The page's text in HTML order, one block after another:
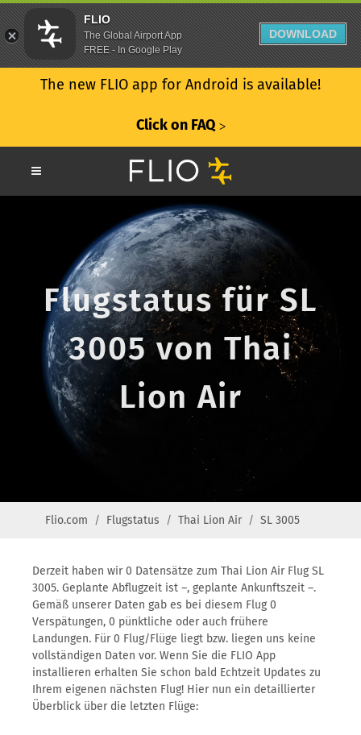
The new FLIO app for Android is available!
Click on FAQ ᐳ
Flugstatus für SL
3005 von Thai
Lion Air
Flio.com Flugstatus Thai Lion Air SL 3005
Derzeit haben wir 0 Datensätze zum Thai Lion Air Flug SL
3005. Geplante Abflugzeit ist –, geplante Ankunftszeit –.
Gemäß unserer Daten gab es bei diesem Flug 0
Verspätungen, 0 pünktliche oder auch frühere
Landungen. Für 0 Flug/Flüge liegt bzw. liegen uns keine
vollständigen Daten vor. Wenn Sie die FLIO App
installieren erhalten Sie schon bald Echtzeit Updates zu
Ihrem eigenen nächsten Flug! Hier nun ein detaillierter
Überblick über die letzten Flüge:
FLIO
The Global Airport App
FREE - In Google Play
DOWNLOAD